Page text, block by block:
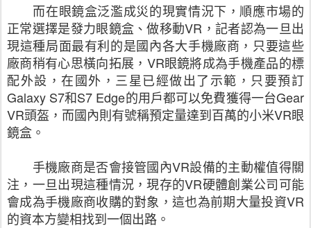
而在眼鏡盒泛濫成災的現實情況下，順應市場的
正常選擇是發力眼鏡盒、做移動VR ，記者認為一旦出
現這種局面最有利的是國內各大手機廠商，只要這些
廠商稍有心思橫向拓展， VR眼鏡將成為手機產品的標
配外設，在國外，三星已經做出了示範，只要預訂
Galaxy S7和S7 Edge的用戶都可以免費獲得一台Gear
VR頭盔，而國內則有號稱預定量達到百萬的小米VR眼
鏡盒。
手機廠商是否會接管國內VR設備的主動權值得關
注，一旦出現這種情況，現存的VR硬體創業公司可能
會成為手機廠商收購的對象，這也為前期大量投資VR
的資本方變相找到一個出路。